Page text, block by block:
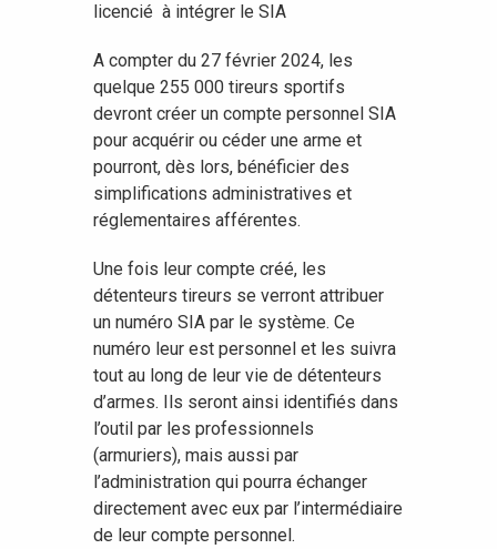
licencié à intégrer le SIA
A compter du 27 février 2024, les
quelque 255 000 tireurs sportifs
devront créer un compte personnel SIA
pour acquérir ou céder une arme et
pourront, dès lors, bénéficier des
simplifications administratives et
réglementaires afférentes.
Une fois leur compte créé, les
détenteurs tireurs se verront attribuer
un numéro SIA par le système. Ce
numéro leur est personnel et les suivra
tout au long de leur vie de détenteurs
d’armes. Ils seront ainsi identifiés dans
l’outil par les professionnels
(armuriers), mais aussi par
l’administration qui pourra échanger
directement avec eux par l’intermédiaire
de leur compte personnel.